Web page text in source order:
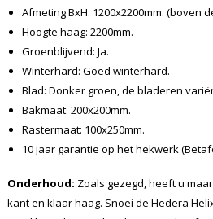
Afmeting BxH: 1200x2200mm. (boven
Hoogte haag: 2200mm.
Groenblijvend: Ja.
Winterhard: Goed winterhard.
Blad: Donker groen, de bladeren
Bakmaat: 200x200mm.
Rastermaat: 100x250mm.
10 jaar garantie op het hekwerk
Onderhoud: Zoals gezegd, heeft u
kant en klaar haag. Snoei de Hedera